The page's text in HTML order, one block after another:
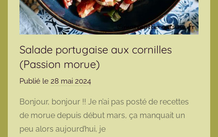
Salade portugaise aux cornilles
(Passion morue)
Publié le 28 mai 2024
r
m
a
Bonjour, bonjour !! Je n’ai pas posté de recettes
de morue depuis début mars, ça manquait un
peu alors aujourd’hui, je